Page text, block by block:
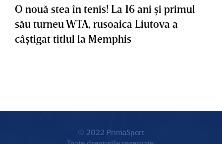
O nouă stea în tenis! La 16 ani şi primul
său turneu WTA, rusoaica Liutova a
câştigat titlul la Memphis
© 2022 PrimaSport